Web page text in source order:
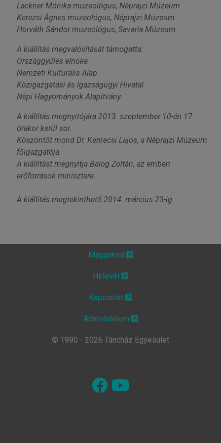
Lackner Mónika muzeológus, Néprajzi Múzeum
Kerezsi Ágnes muzeológus, Néprajzi Múzeum
Horváth Sándor muzeológus, Savaria Múzeum
A kiállítás megvalósítását támogatta:
Országgyűlés elnöke
Nemzeti Kulturális Alap
Közigazgatási és Igazságügyi Hivatal
Népi Hagyományok Alapítvány
A kiállítás megnyitójára 2013. szeptember 10-én 17
órakor kerül sor.
Köszöntőt mond Dr. Kemecsi Lajos, a Néprajzi Múzeum
főigazgatója.
A kiállítást megnyitja Balog Zoltán, az emberi
erőforrások minisztere.
A kiállítás megtekinthető 2014. március 23-ig.
Magunkról
Hírlevél
Kapcsolat
Adatvédelem
© 1990 - 2026 Táncház Egyesület